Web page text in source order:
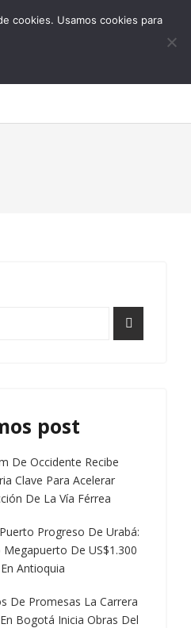
0
post
De Occidente Recibe
Clave Para Acelerar
De La Vía Férrea
Progreso De Urabá:
Megapuerto De US$1.300
Antioquia
De Promesas La Carrera
Bogotá Inicia Obras Del
cookies. Usamos cookies para